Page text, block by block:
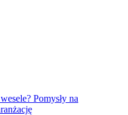
Pomysły na